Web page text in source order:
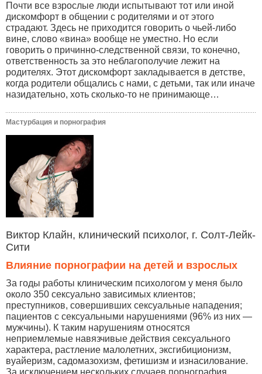
Почти все взрослые люди испытывают тот или иной
дискомфорт в общении с родителями и от этого
страдают. Здесь не приходится говорить о чьей-либо
вине, слово «вина» вообще не уместно. Но если
говорить о причинно-следственной связи, то конечно,
ответственность за это неблагополучие лежит на
родителях. Этот дискомфорт закладывается в детстве,
когда родители общались с нами, с детьми, так или иначе
назидательно, хоть сколько-то не принимающе…
Мастурбация и порнография
Виктор Клайн, клинический психолог, г. Солт-Лейк-
Сити
Влияние порнографии на детей и взрослых
За годы работы клиническим психологом у меня было
около 350 сексуально зависимых клиентов;
преступников, совершивших сексуальные нападения;
пациентов с сексуальными нарушениями (96% из них —
мужчины). К таким нарушениям относятся
неприемлемые навязчивые действия сексуального
характера, растление малолетних, эксгибиционизм,
вуайеризм, садомазохизм, фетишизм и изнасилование.
За исключением нескольких случаев порнография